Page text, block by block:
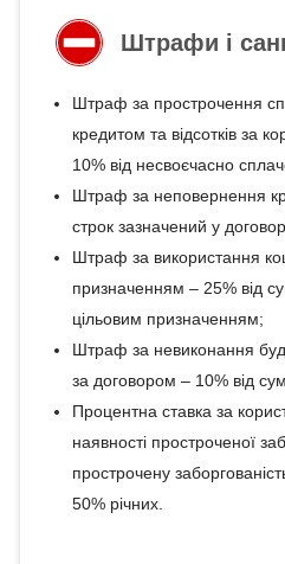
Штрафи і
Штраф за прострочення
кредитом та відсотків за
10% від несвоєчасно
Штраф за неповернення
строк зазначений у
Штраф за використання
призначенням – 25% від
цільовим призначенням;
Штраф за невиконання
за договором – 10% від
Процентна ставка за
наявності простроченої
прострочену
50% річних.